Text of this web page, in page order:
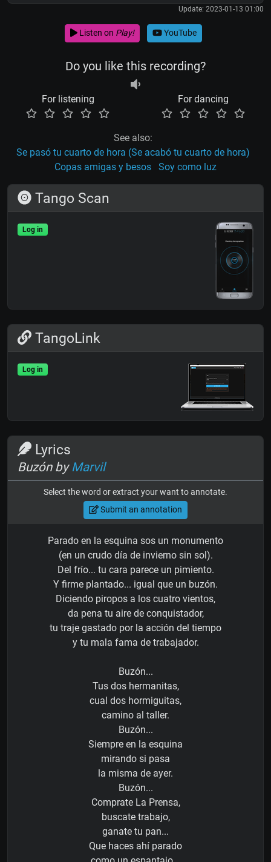
Update: 2023-01-13 01:00
Listen on Play! YouTube
Do you like this recording?
For listening For dancing
See also:
Se pasó tu cuarto de hora (Se acabó tu cuarto de hora)
Copas amigas y besos
Soy como luz
Tango Scan
Log in
TangoLink
Log in
Lyrics
Buzón by Marvil
Select the word or extract your want to annotate.
Submit an annotation
Parado en la esquina sos un monumento
(en un crudo día de invierno sin sol).
Del frío... tu cara parece un pimiento.
Y firme plantado... igual que un buzón.
Diciendo piropos a los cuatro vientos,
da pena tu aire de conquistador,
tu traje gastado por la acción del tiempo
y tu mala fama de trabajador.
Buzón...
Tus dos hermanitas,
cual dos hormiguitas,
camino al taller.
Buzón...
Siempre en la esquina
mirando si pasa
la misma de ayer.
Buzón...
Comprate La Prensa,
buscate trabajo,
ganate tu pan...
Que haces ahí parado